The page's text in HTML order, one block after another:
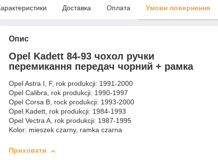
Доставка Оплата Умови повернення
Опис
Opel Kadett 84-93 чохол ручки
перемикання передач чорний + рамка
Opel Astra I, F, rok produkcji: 1991-2000
Opel Calibra, rok produkcji: 1990-1997
Opel Corsa B, rock produkcji: 1993-2000
Opel Kadett, rok produkcji: 1984-1993
Opel Vectra A, rok produkcji: 1987-1995
Kolor: mieszek czarny, ramka czarna
Приховати